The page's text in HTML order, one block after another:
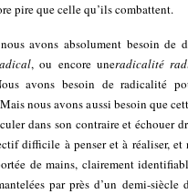
pire que celle qu’ils combattent.
avons absolument besoin de
, ou encore uneradicalité
avons besoin de radicalité
nous avons aussi besoin que
dans son contraire et échouer
difficile à penser et à réaliser,
de mains, clairement
par près d’un demi-